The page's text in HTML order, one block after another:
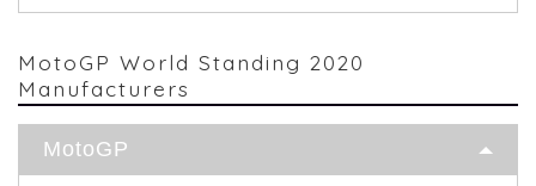
MotoGP World Standing 2020
Manufacturers
MotoGP